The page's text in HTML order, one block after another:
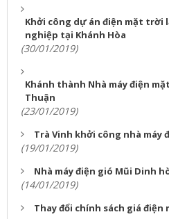
Khởi công dự án điện mặt trời
nghiệp tại Khánh Hòa
(30/01/2019)
Khánh thành Nhà máy điện
Thuận
(23/01/2019)
Trà Vinh khởi công nhà
(19/01/2019)
Nhà máy điện gió Mũi Dinh
(14/01/2019)
Thay đổi chính sách giá điện